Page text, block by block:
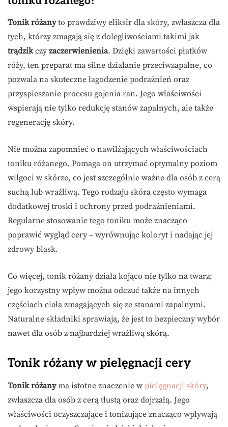
Tonik różanyto prawdziwy eliksir dla skóry, zwłaszcza dla
tych, którzy zmagają się z dolegliwościami takimi jak
trądzikczy zaczerwienienia. Dzięki zawartości płatków
róży, ten preparat ma silne działanie przeciwzapalne, co
pozwala na skuteczne łagodzenie podrażnień oraz
przyspieszanie procesu gojenia ran. Jego właściwości
wspierają nie tylko redukcję stanów zapalnych, ale także
regenerację skóry.
Nie można zapomnieć o nawilżających właściwościach
toniku różanego. Pomaga on utrzymać optymalny poziom
wilgoci w skórze, co jest szczególnie ważne dla osób z cerą
suchą lub wrażliwą. Tego rodzaju skóra często wymaga
dodatkowej troski i ochrony przed podrażnieniami.
Regularne stosowanie tego toniku może znacząco
poprawić wygląd cery – wyrównując koloryt i nadając jej
zdrowy blask.
Co więcej, tonik różany działa kojąco nie tylko na twarz;
jego korzystny wpływ można odczuć także na innych
częściach ciała zmagających się ze stanami zapalnymi.
Naturalne składniki sprawiają, że jest to bezpieczny wybór
nawet dla osób z najbardziej wrażliwą skórą.
Tonik różany w pielęgnacji cery
Tonik różanyma istotne znaczenie w pielęgnacji skóry,
zwłaszcza dla osób z cerą tłustą oraz dojrzałą. Jego
właściwości oczyszczające i tonizujące znacząco wpływają